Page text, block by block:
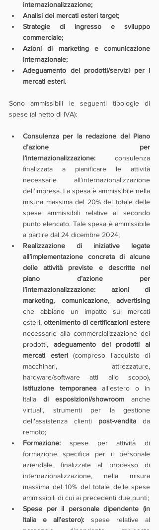
internazionalizzazione;
Analisi dei mercati esteri target;
Strategie di ingresso e sviluppo
commerciale;
Azioni di marketing e comunicazione
internazionale;
Adeguamento dei prodotti/servizi per i
mercati esteri.
Sono ammissibili le seguenti tipologie di
spese (al netto di IVA):
Consulenza per la redazione del Piano
d’azione per
l’internazionalizzazione: consulenza
finalizzata a pianificare le attività
necessarie all’internazionalizzazione
dell’impresa. La spesa è ammissibile nella
misura massima del 20% del totale delle
spese ammissibili relative al secondo
punto elencato. Tale spesa è ammissibile
a partire dal 24 dicembre 2024;
Realizzazione di iniziative legate
all’implementazione concreta di alcune
delle attività previste e descritte nel
piano d’azione per
l’internazionalizzazione:
azioni di
marketing, comunicazione, advertising
che abbiano un impatto sui mercati
esteri,
necessarie alla commercializzazione dei
prodotti, adeguamento dei prodotti ai
mercati esteri (compreso l'acquisto di
macchinari, attrezzature,
istituzione temporanea all'estero o in
Italia di esposizioni/showroom anche
virtuali, strumenti per la gestione
dell'assistenza clienti post-vendita da
remoto;
Formazione: spese per attività di
formazione specifica per il personale
aziendale, finalizzate al processo di
internazionalizzazione, nella misura
massima del 10% del totale delle spese
ammissibili di cui ai precedenti due punti;
Spese per il personale dipendente (in
Italia e all’estero): spese relative al